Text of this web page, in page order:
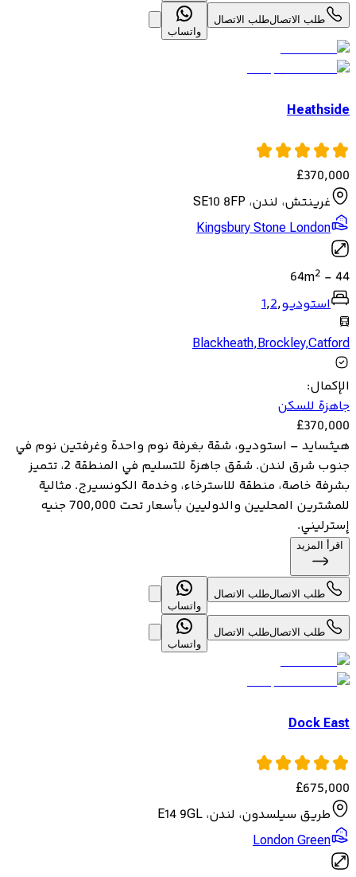
طلب الاتصالطلب الاتصال
واتساب
Heathside
£370,000
غرينتش، لندن، SE10 8FP
Kingsbury Stone London
44
-
64m2
استوديو,
1,2
Blackheath,Brockley,Catford
الإكمال:
جاهزة للسكن
£370,000
هيثسايد – استوديو، شقة بغرفة نوم واحدة وغرفتين نوم في
جنوب شرق لندن. شقق جاهزة للتسليم في المنطقة 2، تتميز
بشرفة خاصة، منطقة للاسترخاء، وخدمة الكونسيرج. مثالية
للمشترين المحليين والدوليين بأسعار تحت 700,000 جنيه
إسترليني.
اقرأ المزيد
طلب الاتصالطلب الاتصال
واتساب
طلب الاتصالطلب الاتصال
واتساب
Dock East
£675,000
طريق سيلسدون، لندن، E14 9GL
London Green